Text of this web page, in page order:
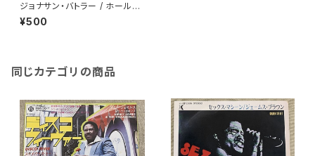
ジョナサン・バトラー / ホールデ
ィング・オン
¥500
同じカテゴリの商品